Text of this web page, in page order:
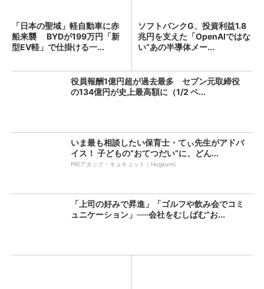
「日本の聖域」軽自動車に赤
船来襲 BYDが199万円「新
型EV軽」で仕掛ける一...
ソフトバンクG、投資利益1.8
兆円を支えた「OpenAIではな
い“あの半導体メー...
役員報酬1億円超が過去最多 セブン元取締役
の134億円が史上最高額に（1/2 ペ...
いま最も相談したい保育士・てぃ先生がアドバ
イス！ 子どもの“おてつだい”に、どん...
PR(アタック・キュキュット｜Hugkum)
「上司の好みで昇進」「ゴルフや飲み会でコミ
ュニケーション」──会社をむしばむ“お...